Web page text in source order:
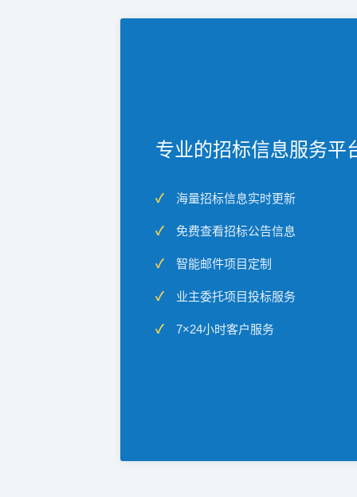
专业的招标信息服务平
海量招标信息实时更新
免费查看招标公告信息
智能邮件项目定制
业主委托项目投标服务
7×24小时客户服务